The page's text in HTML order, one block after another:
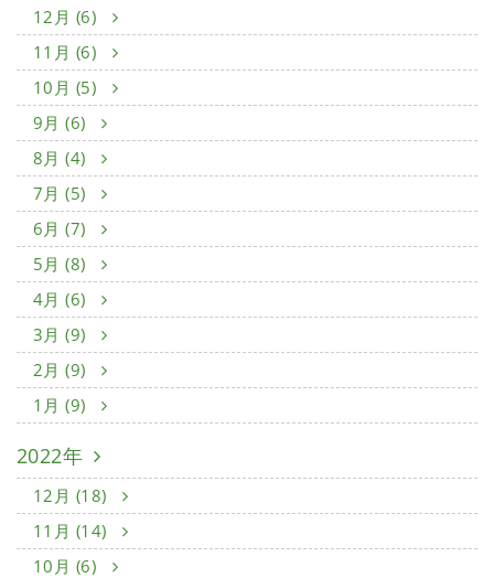
12月 (6)
11月 (6)
10月 (5)
9月 (6)
8月 (4)
7月 (5)
6月 (7)
5月 (8)
4月 (6)
3月 (9)
2月 (9)
1月 (9)
2022年
12月 (18)
11月 (14)
10月 (6)